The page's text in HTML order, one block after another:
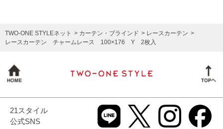
TWO-ONE STYLEネット カーテン・ブラインド
レースカーテン
レースカーテン チャームレース 100×176 Y 2枚入
21スタイル
公式SNS